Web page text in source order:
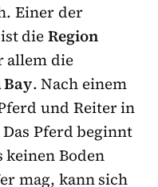
Einer der
ist dieRegion
allem die
Bay. Nach einem
und Reiter in
Pferd beginnt
keinen Boden
mag, kann sich